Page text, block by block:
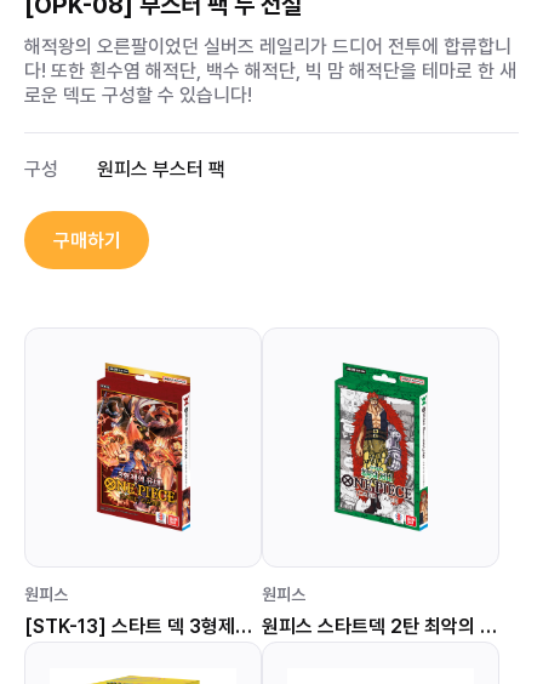
해적왕의 오른팔이었던 실버즈 레일리가 드디어 전투에 합류합니
다! 또한 흰수염 해적단, 백수 해적단, 빅 맘 해적단을 테마로 한 새
로운 덱도 구성할 수 있습니다!
구성 원피스 부스터 팩
구매하기
원피스
[STK-13] 스타트 덱 3형제의 유대
원피스
원피스 스타트덱 2탄 최악의 세대 [STK-02]